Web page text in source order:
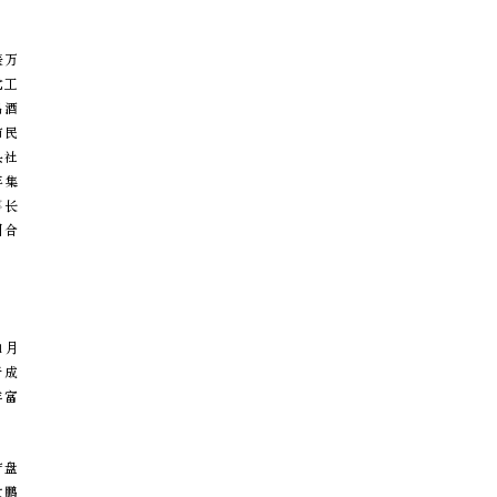
工
酒
民
社
集
长
合
成
富
盘
鹏